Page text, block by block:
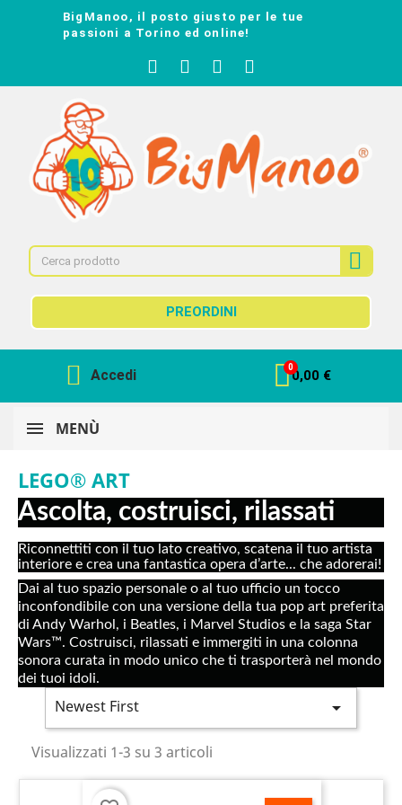
BigManoo, il posto giusto per le tue
passioni a Torino ed online!
PREORDINI
Accedi 0,00 €
MENÙ
LEGO® ART
Ascolta, costruisci, rilassati
Riconnettiti con il tuo lato creativo, scatena il tuo artista
interiore e crea una fantastica opera d’arte... che adorerai!
Dai al tuo spazio personale o al tuo ufficio un tocco
inconfondibile con una versione della tua pop art preferita
di Andy Warhol, i Beatles, i Marvel Studios e la saga Star
Wars™. Costruisci, rilassati e immergiti in una colonna
sonora curata in modo unico che ti trasporterà nel mondo
dei tuoi idoli.
Newest First 
Visualizzati 1-3 su 3 articoli